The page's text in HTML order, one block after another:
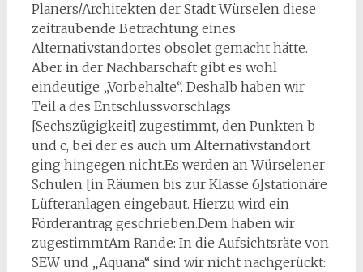
Planers/Architekten der Stadt Würselen diese
zeitraubende Betrachtung eines
Alternativstandortes obsolet gemacht hätte.
Aber in der Nachbarschaft gibt es wohl
eindeutige „Vorbehalte“. Deshalb haben wir
Teil a des Entschlussvorschlags
[Sechszügigkeit] zugestimmt, den Punkten b
und c, bei der es auch um Alternativstandort
ging hingegen nicht.Es werden an Würselener
Schulen [in Räumen bis zur Klasse 6]stationäre
Lüfteranlagen eingebaut. Hierzu wird ein
Förderantrag geschrieben.Dem haben wir
zugestimmtAm Rande: In die Aufsichtsräte von
SEW und „Aquana“ sind wir nicht nachgerückt: